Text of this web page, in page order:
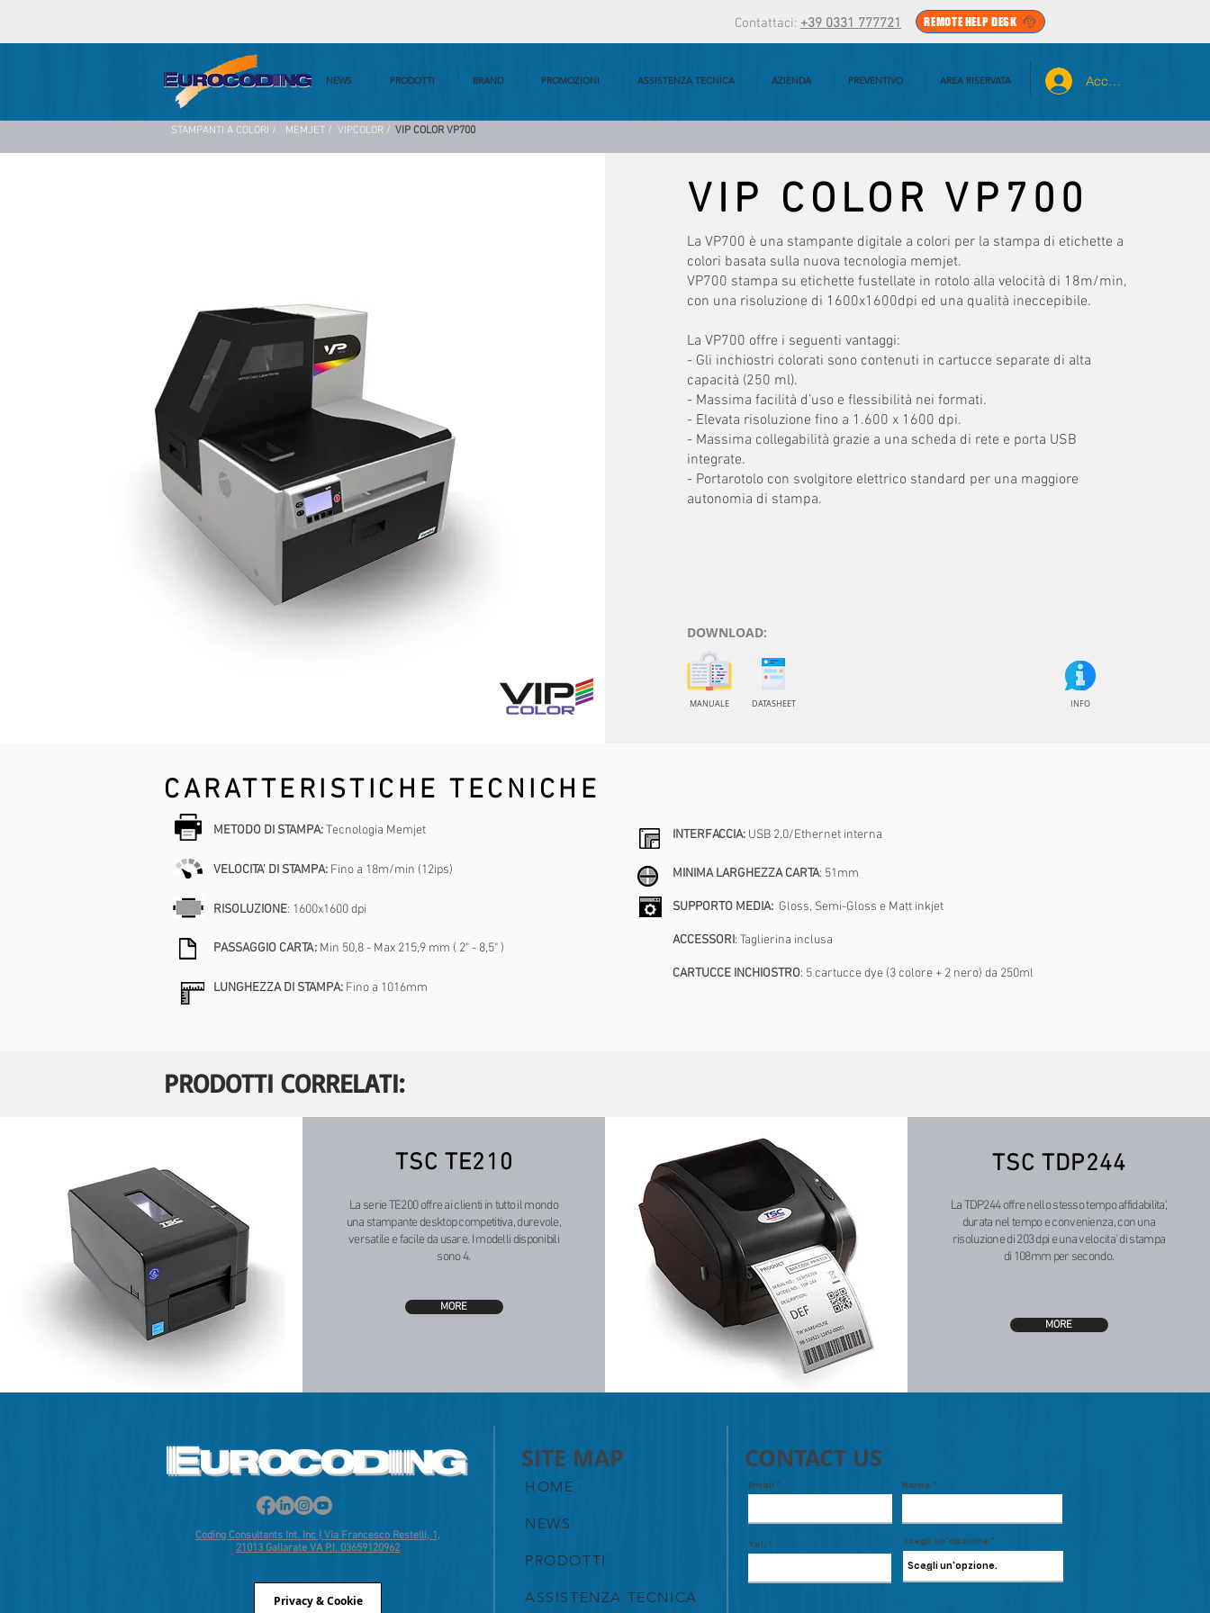
Contattaci: +39 0331 777721 REMOTE HELP DESK
Accedi
NEWS PRODOTTI BRAND PROMOZIONI ASSISTENZA TECNICA AZIENDA PREVENTIVO AREA RISERVATA
STAMPANTI A COLORI / MEMJET / VIPCOLOR / VIP COLOR VP700
VIP COLOR VP700
La VP700 è una stampante digitale a colori per la stampa di etichette a
colori basata sulla nuova tecnologia memjet.
VP700 stampa su etichette fustellate in rotolo alla velocità di 18m/min,
con una risoluzione di 1600x1600dpi ed una qualità ineccepibile.
La VP700 offre i seguenti vantaggi:
- Gli inchiostri colorati sono contenuti in cartucce separate di alta
capacità (250 ml).
- Massima facilità d’uso e flessibilità nei formati.
- Elevata risoluzione fino a 1.600 x 1600 dpi.
- Massima collegabilità grazie a una scheda di rete e porta USB
integrate.
- Portarotolo con svolgitore elettrico standard per una maggiore
autonomia di stampa.
DOWNLOAD:
MANUALE DATASHEET INFO
CARATTERISTICHE TECNICHE
METODO DI STAMPA:Tecnologia Memjet
VELOCITA' DI STAMPA: Fino a 18m/min (12ips)
RISOLUZIONE: 1600x1600 dpi
PASSAGGIO CARTA: Min 50,8 - Max 215,9 mm ( 2" - 8,5" )
LUNGHEZZA DI STAMPA: Fino a 1016mm
INTERFACCIA: USB 2.0/Ethernet interna
MINIMA LARGHEZZA CARTA: 51mm
SUPPORTO MEDIA: Gloss, Semi-Gloss e Matt inkjet
ACCESSORI: Taglierina inclusa
CARTUCCE INCHIOSTRO: 5 cartucce dye (3 colore + 2 nero) da 250ml
PRODOTTI CORRELATI:
TSC TE210
La serie TE200 offre ai clienti in tutto il mondo
una stampante desktop competitiva, durevole,
versatile e facile da usare. I modelli disponibili
sono 4.
MORE
TSC TDP244
La TDP244 offre nello stesso tempo affidabilita',
durata nel tempo e convenienza, con una
risoluzione di 203 dpi e una velocita' di stampa
di 108mm per secondo.
MORE
Coding Consultants Int. Inc | Via Francesco Restelli, 1,
21013 Gallarate VA P.I. 03659120962
Privacy & Cookie
SITE MAP
HOME
NEWS
PRODOTTI
ASSISTENZA TECNICA
CONTACT US
Email Name
Tel. Scegli un'opzione